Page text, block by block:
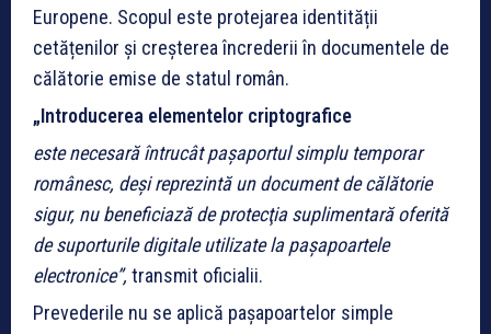
Europene. Scopul este protejarea identității
cetățenilor și creșterea încrederii în documentele de
călătorie emise de statul român.
„Introducerea elementelor criptografice
este necesară întrucât paşaportul simplu temporar
românesc, deşi reprezintă un document de călătorie
sigur, nu beneficiază de protecţia suplimentară oferită
de suporturile digitale utilizate la paşapoartele
electronice”, transmit oficialii.
Prevederile nu se aplică pașapoartelor simple